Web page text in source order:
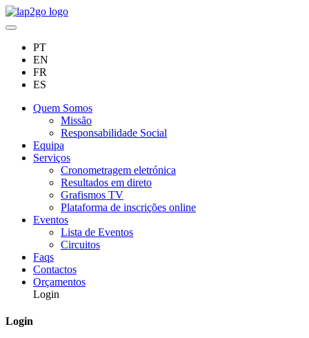
PT
EN
FR
ES
Quem Somos
Missão
Responsabilidade Social
Equipa
Serviços
Cronometragem eletrónica
Resultados em direto
Grafismos TV
Plataforma de inscrições online
Eventos
Lista de Eventos
Circuitos
Faqs
Contactos
Orçamentos
Login
Login